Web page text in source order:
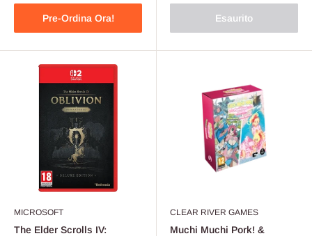
Pre-Ordina Ora! Esaurito
MICROSOFT
The Elder Scrolls IV:
CLEAR RIVER GAMES
Muchi Muchi Pork! &